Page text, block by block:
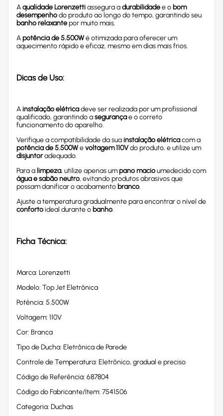
Aqualidade Lorenzettiassegura adurabilidadee o bom
desempenhodo produto ao longo do tempo, garantindo seu
banho relaxantepor muito mais.
Apotência de 5.500Wé otimizada para oferecer um
aquecimento rápido e eficaz, mesmo em dias mais frios.
Dicas de Uso:
Ainstalação elétricadeve ser realizada por um profissional
qualificado, garantindo asegurançae o correto
funcionamento do aparelho.
Verifique a compatibilidade da suainstalação elétricacom a
potência de 5.500Wevoltagem 110Vdo produto, e utilize um
disjuntoradequado.
Para a limpeza, utilize apenas umpano macioumedecido com
água e sabão neutro, evitando produtos abrasivos que
possam danificar o acabamento branco.
Ajuste a temperatura gradualmente para encontrar o nível de
confortoideal durante o banho.
Ficha Técnica:
Marca: Lorenzetti
Modelo: Top Jet Eletrônica
Potência: 5.500W
Voltagem: 110V
Cor: Branca
Tipo de Ducha: Eletrônica de Parede
Controle de Temperatura: Eletrônico, gradual e preciso
Código de Referência: 687804
Código do Fabricante/Item: 7541506
Categoria: Duchas